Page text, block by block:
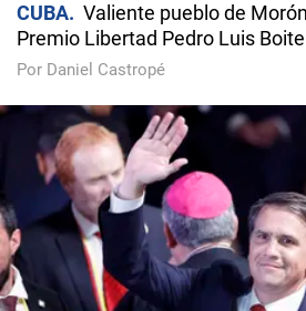
CUBA
Valiente pueblo de
Premio Libertad Pedro Luis
Por Daniel Castropé